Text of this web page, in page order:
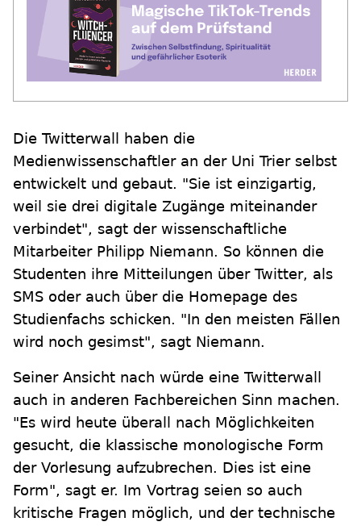
Die Twitterwall haben die
Medienwissenschaftler an der Uni Trier selbst
entwickelt und gebaut. "Sie ist einzigartig,
weil sie drei digitale Zugänge miteinander
verbindet", sagt der wissenschaftliche
Mitarbeiter Philipp Niemann. So können die
Studenten ihre Mitteilungen über Twitter, als
SMS oder auch über die Homepage des
Studienfachs schicken. "In den meisten Fällen
wird noch gesimst", sagt Niemann.
Seiner Ansicht nach würde eine Twitterwall
auch in anderen Fachbereichen Sinn machen.
"Es wird heute überall nach Möglichkeiten
gesucht, die klassische monologische Form
der Vorlesung aufzubrechen. Dies ist eine
Form", sagt er. Im Vortrag seien so auch
kritische Fragen möglich, und der technische